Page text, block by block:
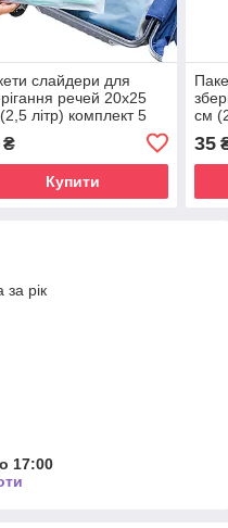
слайдери для
речей 20х25
літр) комплект 5
Купити
см
35
за рік
17:00